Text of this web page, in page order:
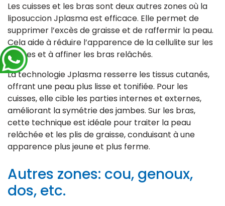
Les cuisses et les bras sont deux autres zones où la
liposuccion Jplasma est efficace. Elle permet de
supprimer l’excès de graisse et de raffermir la peau.
Cela aide à réduire l’apparence de la cellulite sur les
cuisses et à affiner les bras relâchés.
La technologie Jplasma resserre les tissus cutanés,
offrant une peau plus lisse et tonifiée. Pour les
cuisses, elle cible les parties internes et externes,
améliorant la symétrie des jambes. Sur les bras,
cette technique est idéale pour traiter la peau
relâchée et les plis de graisse, conduisant à une
apparence plus jeune et plus ferme.
Autres zones: cou, genoux,
dos, etc.